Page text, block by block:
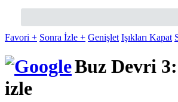
Favori + Sonra İzle + Genişlet Işıkları Kapat
Buz Devri
izle